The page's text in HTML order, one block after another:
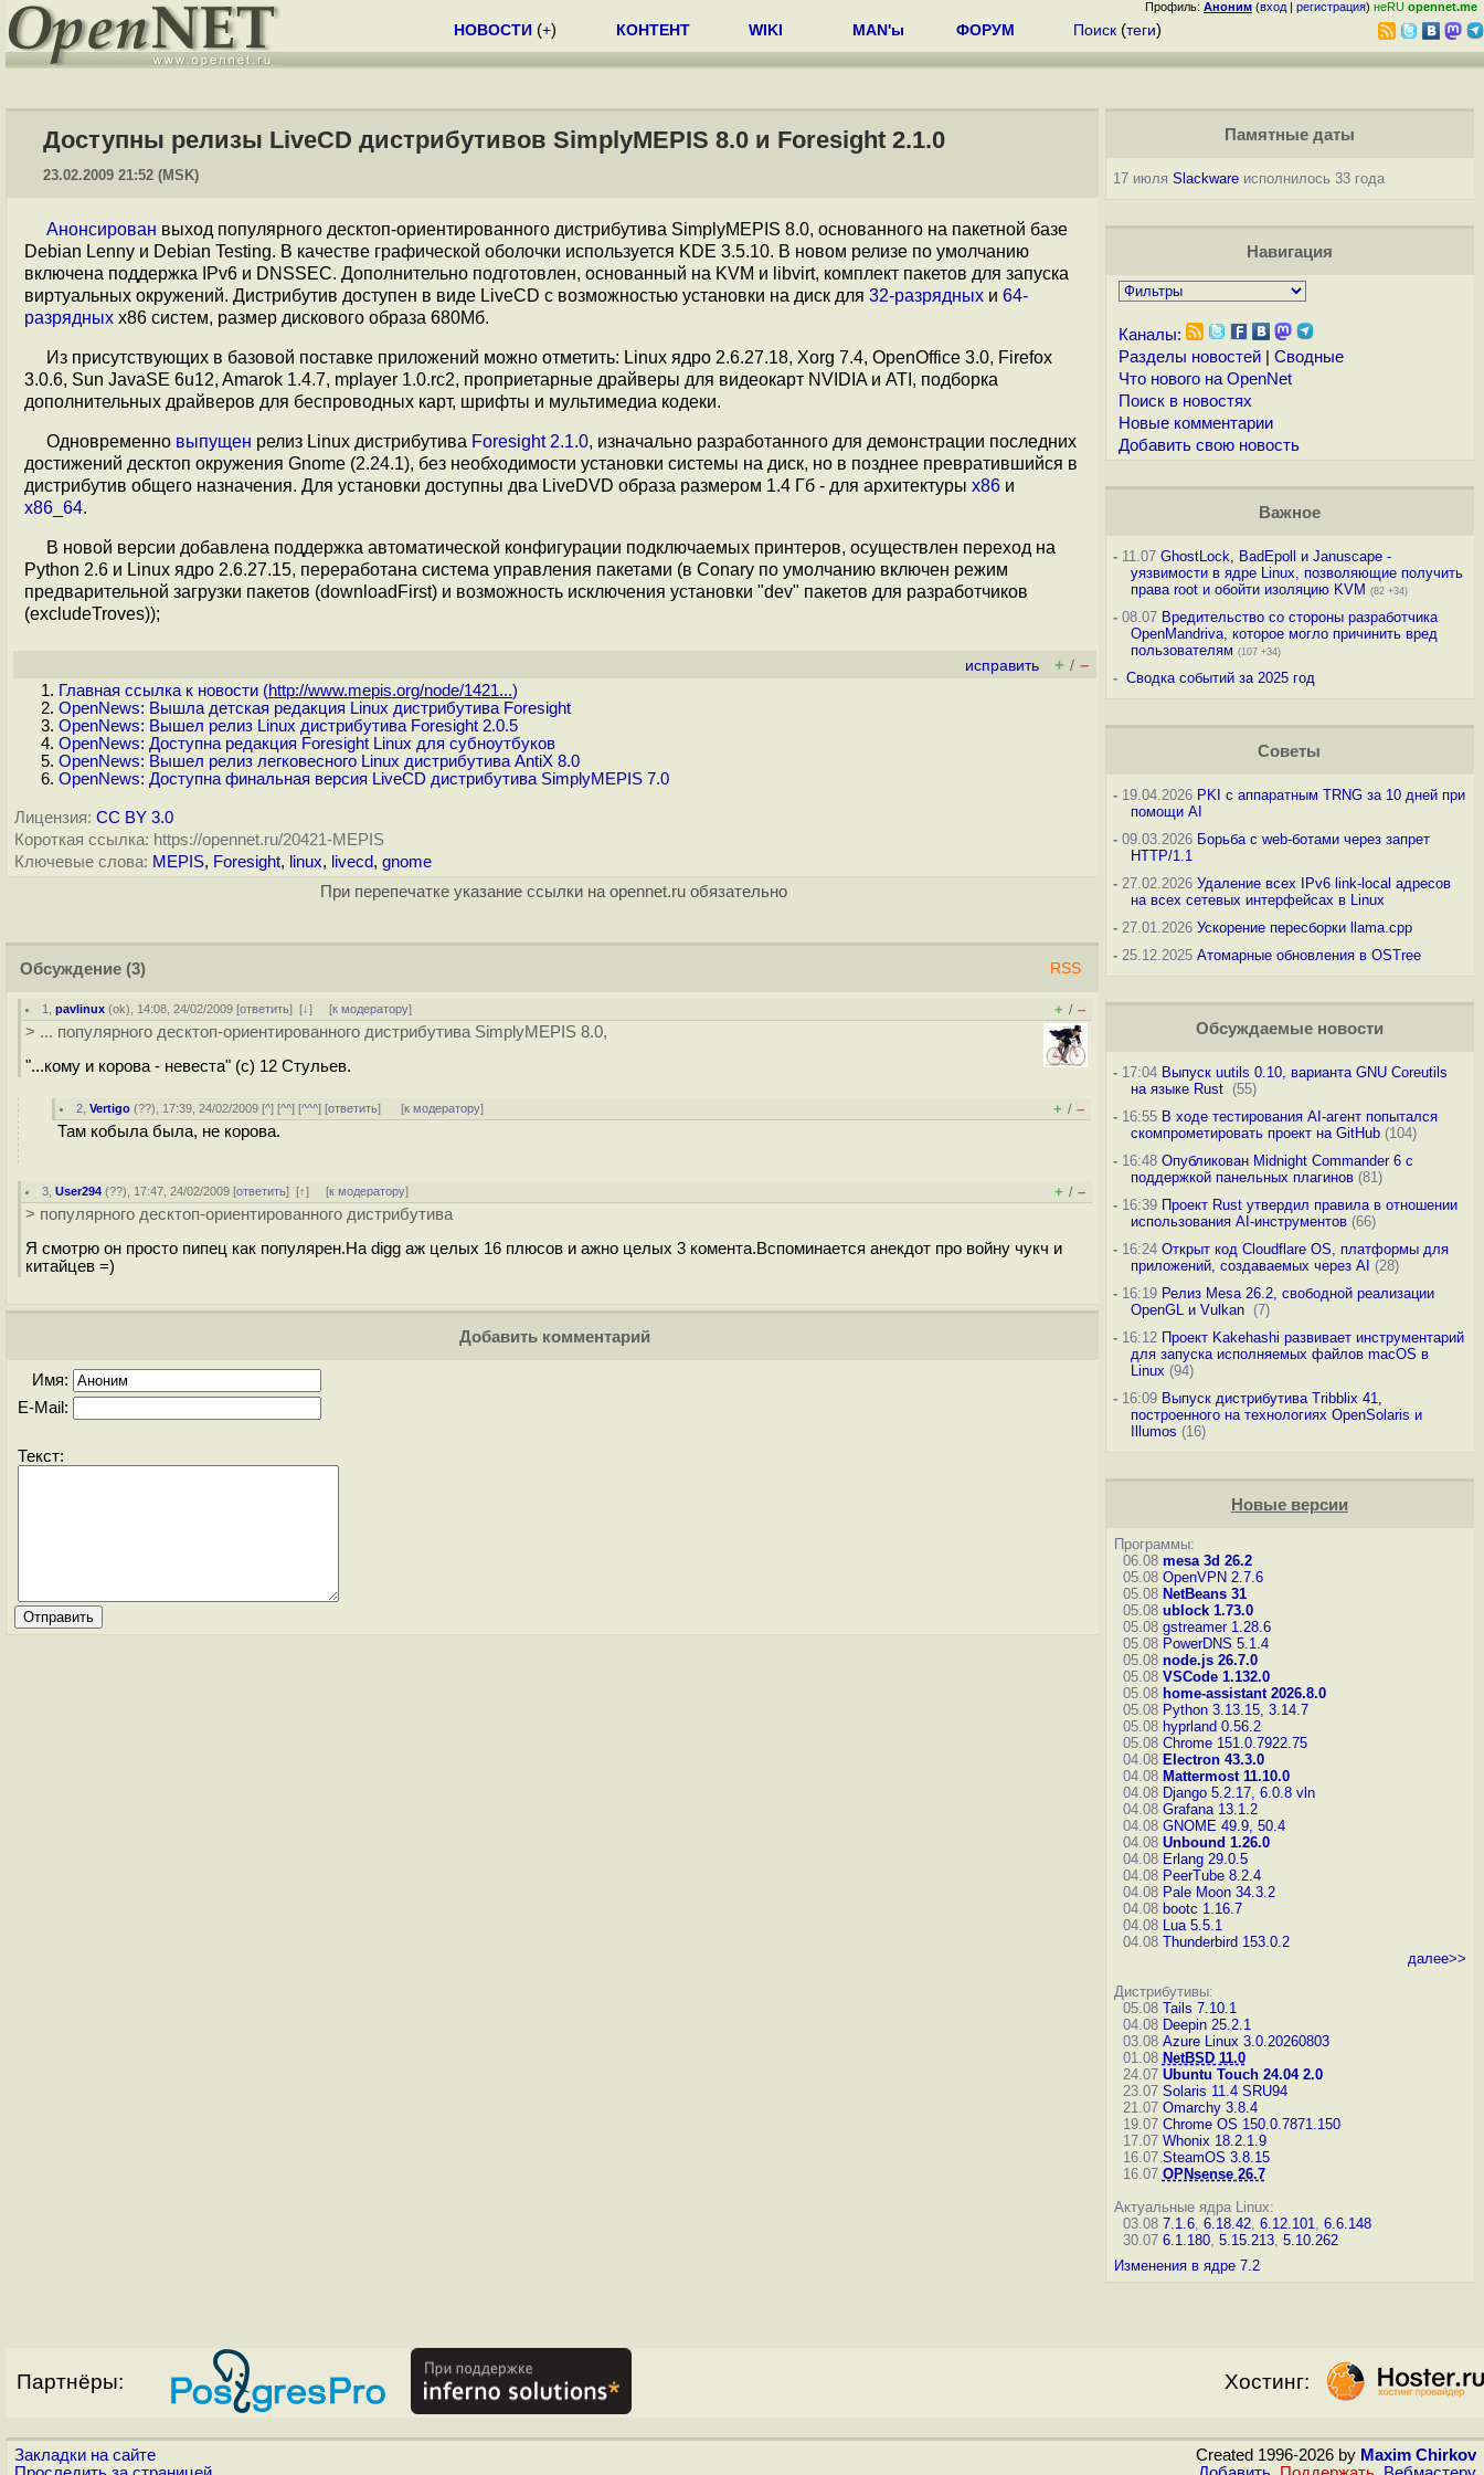
Профиль: Аноним (вход | регистрация) неRU opennet.me
НОВОСТИ (+) КОНТЕНТ WIKI MAN'ы ФОРУМ Поиск (теги)
Доступны релизы LiveCD дистрибутивов SimplyMEPIS 8.0 и Foresight 2.1.0
23.02.2009 21:52 (MSK)
Анонсирован выход популярного десктоп-ориентированного дистрибутива SimplyMEPIS 8.0, основанного на пакетной базе
Debian Lenny и Debian Testing. В качестве графической оболочки используется KDE 3.5.10. В новом релизе по умолчанию
включена поддержка IPv6 и DNSSEC. Дополнительно подготовлен, основанный на KVM и libvirt, комплект пакетов для запуска
виртуальных окружений. Дистрибутив доступен в виде LiveCD с возможностью установки на диск для 32-разрядных и 64-
разрядных x86 систем, размер дискового образа 680Мб.
Из присутствующих в базовой поставке приложений можно отметить: Linux ядро 2.6.27.18, Xorg 7.4, OpenOffice 3.0, Firefox
3.0.6, Sun JavaSE 6u12, Amarok 1.4.7, mplayer 1.0.rc2, проприетарные драйверы для видеокарт NVIDIA и ATI, подборка
дополнительных драйверов для беспроводных карт, шрифты и мультимедиа кодеки.
Одновременно выпущен релиз Linux дистрибутива Foresight 2.1.0, изначально разработанного для демонстрации последних
достижений десктоп окружения Gnome (2.24.1), без необходимости установки системы на диск, но в позднее превратившийся в
дистрибутив общего назначения. Для установки доступны два LiveDVD образа размером 1.4 Гб - для архитектуры x86 и
x86_64.
В новой версии добавлена поддержка автоматической конфигурации подключаемых принтеров, осуществлен переход на
Python 2.6 и Linux ядро 2.6.27.15, переработана система управления пакетами (в Conary по умолчанию включен режим
предварительной загрузки пакетов (downloadFirst) и возможность исключения установки "dev" пакетов для разработчиков
(excludeTroves));
исправить + / –
Главная ссылка к новости (http://www.mepis.org/node/1421...)
OpenNews: Вышла детская редакция Linux дистрибутива Foresight
OpenNews: Вышел релиз Linux дистрибутива Foresight 2.0.5
OpenNews: Доступна редакция Foresight Linux для субноутбуков
OpenNews: Вышел релиз легковесного Linux дистрибутива AntiX 8.0
OpenNews: Доступна финальная версия LiveCD дистрибутива SimplyMEPIS 7.0
Лицензия: CC BY 3.0
Короткая ссылка: https://opennet.ru/20421-MEPIS
Ключевые слова: MEPIS, Foresight, linux, livecd, gnome
При перепечатке указание ссылки на opennet.ru обязательно
Обсуждение (3) RSS
1 ,pavlinux (ok), 14:08, 24/02/2009 [ответить][↓] [к модератору] + / –
> ... популярного десктоп-ориентированного дистрибутива SimplyMEPIS 8.0,
"...кому и корова - невеста" (с) 12 Стульев.
2 ,Vertigo (??), 17:39, 24/02/2009 [^] [^^] [^^^] [ответить] [к модератору] + / –
Там кобыла была, не корова.
3 ,User294 (??), 17:47, 24/02/2009 [ответить][↑] [к модератору] + / –
> популярного десктоп-ориентированного дистрибутива
Я смотрю он просто пипец как популярен.На digg аж целых 16 плюсов и ажно целых 3 комента.Вспоминается анекдот про войну чукч и
китайцев =)
Добавить комментарий
Имя:
E-Mail:
Текст:
Памятные даты
17 июля Slackwareисполнилось 33 года
Навигация
Каналы:
Разделы новостей| Сводные
Что нового на OpenNet
Поиск в новостях
Новые комментарии
Добавить свою новость
Важное
-11.07 GhostLock, BadEpoll и Januscape -
уязвимости в ядре Linux, позволяющие получить
права root и обойти изоляцию KVM (82 +34)
-08.07 Вредительство со стороны разработчика
OpenMandriva, которое могло причинить вред
пользователям (107 +34)
- Сводка событий за 2025 год
Советы
-19.04.2026 PKI с аппаратным TRNG за 10 дней при
помощи AI
-09.03.2026 Борьба с web-ботами через запрет
HTTP/1.1
-27.02.2026 Удаление всех IPv6 link-local адресов
на всех сетевых интерфейсах в Linux
-27.01.2026 Ускорение пересборки llama.cpp
-25.12.2025 Атомарные обновления в OSTree
Обсуждаемые новости
-17:04 Выпуск uutils 0.10, варианта GNU Coreutils
на языке Rust (55)
-16:55 В ходе тестирования AI-агент попытался
скомпрометировать проект на GitHub(104)
-16:48 Опубликован Midnight Commander 6 c
поддержкой панельных плагинов(81)
-16:39 Проект Rust утвердил правила в отношении
использования AI-инструментов(66)
-16:24 Открыт код Cloudflare OS, платформы для
приложений, создаваемых через AI (28)
-16:19 Релиз Mesa 26.2, свободной реализации
OpenGL и Vulkan (7)
-16:12 Проект Kakehashi развивает инструментарий
для запуска исполняемых файлов macOS в
Linux (94)
-16:09 Выпуск дистрибутива Tribblix 41,
построенного на технологиях OpenSolaris и
Illumos (16)
Новые версии
Программы:
06.08 mesa 3d 26.2
05.08 OpenVPN 2.7.6
05.08 NetBeans 31
05.08 ublock 1.73.0
05.08 gstreamer 1.28.6
05.08 PowerDNS 5.1.4
05.08 node.js 26.7.0
05.08 VSCode 1.132.0
05.08 home-assistant 2026.8.0
05.08 Python 3.13.15, 3.14.7
05.08 hyprland 0.56.2
05.08 Chrome 151.0.7922.75
04.08 Electron 43.3.0
04.08 Mattermost 11.10.0
04.08 Django 5.2.17, 6.0.8 vln
04.08 Grafana 13.1.2
04.08 GNOME 49.9, 50.4
04.08 Unbound 1.26.0
04.08 Erlang 29.0.5
04.08 PeerTube 8.2.4
04.08 Pale Moon 34.3.2
04.08 bootc 1.16.7
04.08 Lua 5.5.1
04.08 Thunderbird 153.0.2
далее>>
Дистрибутивы:
05.08 Tails 7.10.1
04.08 Deepin 25.2.1
03.08 Azure Linux 3.0.20260803
01.08 NetBSD 11.0
24.07 Ubuntu Touch 24.04 2.0
23.07 Solaris 11.4 SRU94
21.07 Omarchy 3.8.4
19.07 Chrome OS 150.0.7871.150
17.07 Whonix 18.2.1.9
16.07 SteamOS 3.8.15
16.07 OPNsense 26.7
Актуальные ядра Linux:
03.08 7.1.6, 6.18.42, 6.12.101, 6.6.148
30.07 6.1.180, 5.15.213, 5.10.262
Изменения в ядре 7.2
Партнёры: Хостинг:
Закладки на сайте
Created 1996-2026 by Maxim Chirkov